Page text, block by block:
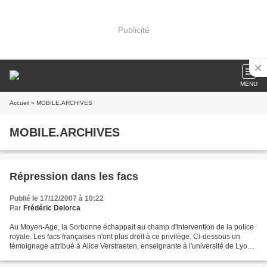
Publicité
MENU
Accueil » MOBILE.ARCHIVES
MOBILE.ARCHIVES
Répression dans les facs
Publié le 17/12/2007 à 10:22
Par Frédéric Delorca
Au Moyen-Age, la Sorbonne échappait au champ d'intervention de la police
royale. Les facs françaises n'ont plus droit à ce privilège. Ci-dessous un
témoignage attribué à Alice Verstraeten, enseignante à l'université de Lyon